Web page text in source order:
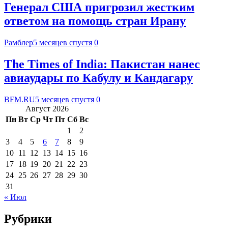
Генерал США пригрозил жестким
ответом на помощь стран Ирану
Рамблер5 месяцев спустя 0
The Times of India: Пакистан нанес
авиаудары по Кабулу и Кандагару
BFM.RU5 месяцев спустя 0
Август 2026
Пн Вт Ср Чт Пт Сб Вс
1
2
3
4 5 6 7 8
9
10 11 12 13 14 15 16
17 18 19 20 21 22 23
24 25 26 27 28 29 30
31
« Июл
Рубрики